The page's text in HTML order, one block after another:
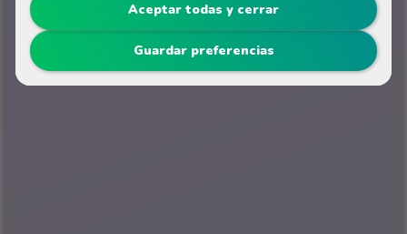
Guardar preferencias
Aceptar todas y cerrar